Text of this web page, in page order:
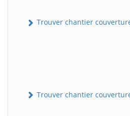
Trouver chantier
Trouver chantier